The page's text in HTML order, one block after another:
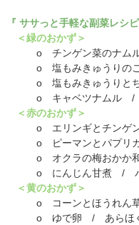
『 ササっと手軽な副菜レシピ
＜緑のおかず＞
チンゲン菜のナムル /
塩もみきゅうりのごま
塩もみきゅうりとちく
キャベツナムル / いん
＜赤のおかず＞
エリンギとチンゲン菜
ピーマンとパプリカの
オクラの梅おかか和え
にんじん甘煮 / パプリ
＜黄のおかず＞
コーンとほうれん草の
ゆで卵 / あらほぐしゆ